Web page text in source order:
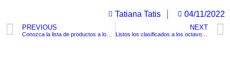
Tatiana Tatis 04/11/2022
PREVIOUS NEXT
Listos los clasificados a los octavos de final de la UEFA Champions League.